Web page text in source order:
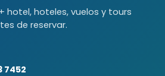
hotel, hoteles, vuelos y tours
de reservar.
7452